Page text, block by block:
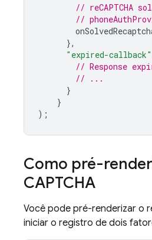
// reCAPTCHA
//
},
"expired-callback"
// Response
// ...
}
}
);
Como pré-
CAPTCHA
Você pode pré-renderizar o
iniciar o registro de dois